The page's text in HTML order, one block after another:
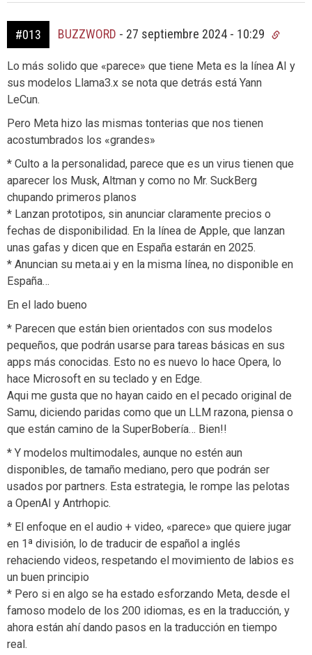
#013 BUZZWORD - 27 septiembre 2024 - 10:29
Lo más solido que «parece» que tiene Meta es la línea AI y
sus modelos Llama3.x se nota que detrás está Yann
LeCun.
Pero Meta hizo las mismas tonterias que nos tienen
acostumbrados los «grandes»
* Culto a la personalidad, parece que es un virus tienen que
aparecer los Musk, Altman y como no Mr. SuckBerg
chupando primeros planos
* Lanzan prototipos, sin anunciar claramente precios o
fechas de disponibilidad. En la línea de Apple, que lanzan
unas gafas y dicen que en España estarán en 2025.
* Anuncian su meta.ai y en la misma línea, no disponible en
España…
En el lado bueno
* Parecen que están bien orientados con sus modelos
pequeños, que podrán usarse para tareas básicas en sus
apps más conocidas. Esto no es nuevo lo hace Opera, lo
hace Microsoft en su teclado y en Edge.
Aqui me gusta que no hayan caido en el pecado original de
Samu, diciendo paridas como que un LLM razona, piensa o
que están camino de la SuperBobería… Bien!!
* Y modelos multimodales, aunque no estén aun
disponibles, de tamaño mediano, pero que podrán ser
usados por partners. Esta estrategia, le rompe las pelotas
a OpenAI y Antrhopic.
* El enfoque en el audio + video, «parece» que quiere jugar
en 1ª división, lo de traducir de español a inglés
rehaciendo videos, respetando el movimiento de labios es
un buen principio
* Pero si en algo se ha estado esforzando Meta, desde el
famoso modelo de los 200 idiomas, es en la traducción, y
ahora están ahí dando pasos en la traducción en tiempo
real.